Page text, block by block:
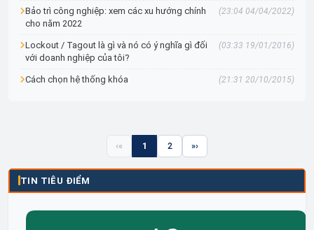
Bảo trì công nghiệp: xem các xu hướng chính
cho năm 2022
(23:04 04/04/2022)
Lockout / Tagout là gì và nó có ý nghĩa gì đối
với doanh nghiệp của tôi?
(03:33 19/01/2016)
Cách chọn hệ thống khóa (21:31 20/10/2015)
« 1 2 »
TIN TIÊU ĐIỂM